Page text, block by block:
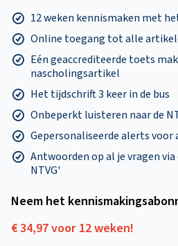
12 weken kennismaken met
Online toegang tot alle
Eén geaccrediteerde toets
nascholingsartikel
Het tijdschrift 3 keer in de bus
Onbeperkt luisteren naar de
Gepersonaliseerde alerts voor
Antwoorden op al je vragen
NTVG'
Neem het
€ 34,97 voor 12 weken!